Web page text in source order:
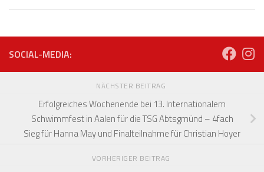
SOCIAL-MEDIA:
NÄCHSTER BEITRAG
Erfolgreiches Wochenende bei 13. Internationalem
Schwimmfest in Aalen für die TSG Abtsgmünd – 4fach
Sieg für Hanna May und Finalteilnahme für Christian Hoyer
VORHERIGER BEITRAG